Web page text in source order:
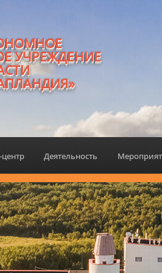
УЧРЕЖДЕНИЕ
центр Деятельность